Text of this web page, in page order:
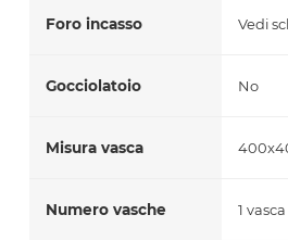
Foro incasso Vedi
Gocciolatoio No
Misura vasca
Numero vasche 1 vasca